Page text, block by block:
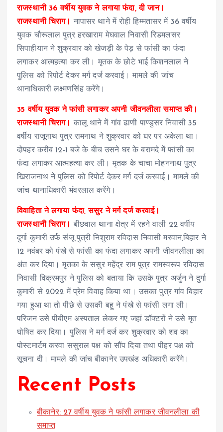
राजस्थानी 36 वर्षीय युवक ने लगाया फंदा, दी जान।
राजस्थानी चिराग।
नापासर थाने में रोही हिम्मतासर में 36 वर्षीय
युवक चौरूलाल पुत्र हरखाराम मेघवाल निवासी रिडमलसर
सिपाहीयान ने शुक्रवार को खेजड़ी के पेड़ से फांसी का फंदा
लगाकर आत्महत्या कर ली। मृतक के छोटे भाई किशनलाल ने
पुलिस को रिपोर्ट देकर मर्ग दर्ज करवाई। मामले की जांच
थानाधिकारी लक्ष्मणसिंह करेंगे।
35 वर्षीय युवक ने फांसी लगाकर अपनी जीवनलीला समाप्त की।
राजस्थानी चिराग।
कालू थाने में गांव ढाणी पाण्डुसर निवासी 35
वर्षीय राजूनाथ पुत्र रामनाथ ने शुक्रवार को घर पर अकेला था।
दोपहर करीब 12-1 बजे के बीच उसने घर के बरामदे में फांसी का
फंदा लगाकर आत्महत्या कर ली। मृतक के चाचा मोहननाथ पुत्र
खिराजनाथ ने पुलिस को रिपोर्ट देकर मर्ग दर्ज करवाई। मामले की
जांच थानाधिकारी भंवरलाल करेंगे।
विवाहिता ने लगाया फंदा, ससुर ने मर्ग दर्ज करवाई।
राजस्थानी चिराग।
बीछवाल थाना क्षेत्र में रहने वाली 22 वर्षीय
दुर्गा कुमारी उर्फ संजू पुत्री निशुराम रविदास निवासी मरवान,बिहार ने
12 नवंबर को पंखे से फांसी का फंदा लगाकर अपनी जीवनलीला का
अंत कर दिया। मृतका के ससुर महेंद्र राम पुत्र रामस्वरूप रविदास
निवासी विक्रमपुर ने पुलिस को बताया कि उसके पुत्र अर्जुन ने दुर्गा
कुमारी से 2022 में प्रेम विवाह किया था। उसका पुत्र गांव बिहार
गया हुआ था तो पीछे से उसकी बहू ने पंखे से फांसी लगा ली।
परिजन उसे पीबीएम अस्पताल लेकर गए जहां डॉक्टरों ने उसे मृत
घोषित कर दिया। पुलिस ने मर्ग दर्ज कर शुक्रवार को शव का
पोस्टमार्टम करवा ससुराल पक्ष को सौंप दिया तथा पीहर पक्ष को
सूचना दी। मामले की जांच बीकानेर उपखंड अधिकारी करेंगे।
Recent Posts
बीकानेर: 27 वर्षीय युवक ने फांसी लगाकर जीवनलीला की
समाप्त